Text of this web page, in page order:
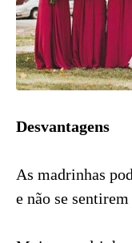
Desvantagens
As madrinhas
e não se